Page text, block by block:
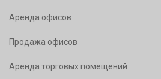
Аренда офисов
Продажа офисов
Аренда торговых помещений